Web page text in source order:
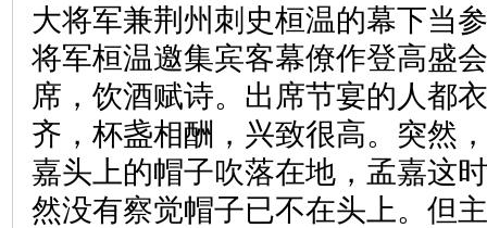
大将军兼荆州刺史桓温的幕下当
将军桓温邀集宾客幕僚作登高盛
席，饮酒赋诗。出席节宴的人都
齐，杯盏相酬，兴致很高。突然
嘉头上的帽子吹落在地，孟嘉这
然没有察觉帽子已不在头上。但